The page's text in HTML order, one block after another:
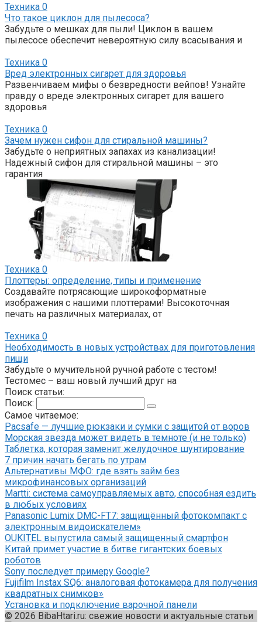
Техника 0
Что такое циклон для пылесоса?
Забудьте о мешках для пыли! Циклон в вашем
пылесосе обеспечит невероятную силу всасывания и
Техника 0
Вред электронных сигарет для здоровья
Развенчиваем мифы о безвредности вейпов! Узнайте
правду о вреде электронных сигарет для вашего
здоровья
Техника 0
Зачем нужен сифон для стиральной машины?
Забудьте о неприятных запахах из канализации!
Надежный сифон для стиральной машины – это
гарантия
Техника 0
Плоттеры: определение, типы и применение
Создавайте потрясающие широкоформатные
изображения с нашими плоттерами! Высокоточная
печать на различных материалах, от
Техника 0
Необходимость в новых устройствах для приготовления
пищи
Забудьте о мучительной ручной работе с тестом!
Тестомес – ваш новый лучший друг на
Поиск статьи:
Поиск:
Самое читаемое:
Pacsafe — лучшие рюкзаки и сумки с защитой от воров
Морская звезда может видеть в темноте (и не только)
Таблетка, которая заменит желудочное шунтирование
7 причин начать бегать по утрам
Альтернативы МФО: где взять займ без
микрофинансовых организаций
Martti: система самоуправляемых авто, способная ездить
в любых условиях
Panasonic Lumix DMC-FT7: защищённый фотокомпакт с
электронным видоискателем»
OUKITEL выпустила самый защищенный смартфон
Китай примет участие в битве гигантских боевых
роботов
Sony последует примеру Google?
Fujifilm Instax SQ6: аналоговая фотокамера для получения
квадратных снимков»
Установка и подключение варочной панели
© 2026 BibaHtari.ru: свежие новости и актуальные статьи